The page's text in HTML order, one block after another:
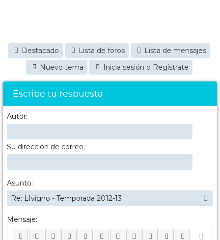
Destacado Lista de foros
Lista de mensajes
Nuevo tema
Inicia sesión o Regístrate
Escribe tu respuesta
Autor:
Su dirección de correo:
Asunto:
Mensaje: